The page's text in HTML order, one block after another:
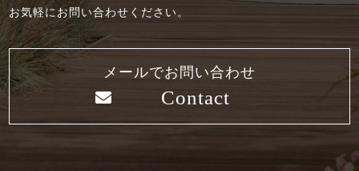
お気軽にお問い合わせください。
メールでお問い合わせ
Contact